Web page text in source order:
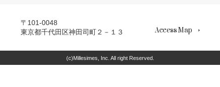
〒101-0048
東京都千代田区神田司町２－１３
Access Map
(c)Millesimes, Inc. All right Reserved.